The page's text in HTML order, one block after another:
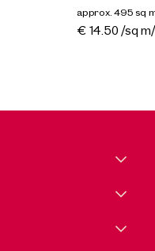
approx. 495 sq
Available By
€ 14.50 /sq